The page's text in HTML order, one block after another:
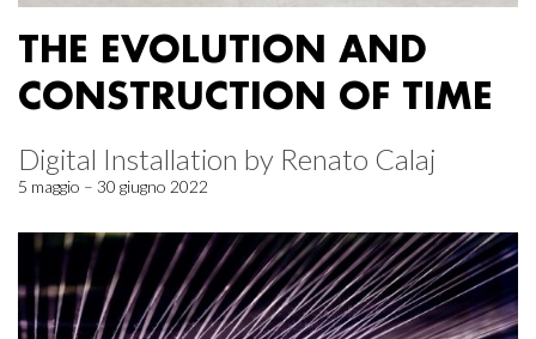
THE EVOLUTION AND
CONSTRUCTION OF TIME
Digital Installation by Renato Calaj
5 maggio – 30 giugno 2022